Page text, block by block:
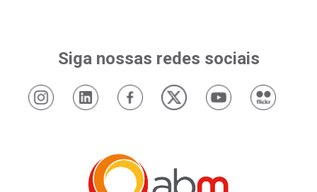
Siga nossas redes sociais